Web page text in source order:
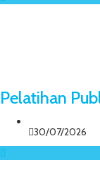
Pelatihan
30/07/2026